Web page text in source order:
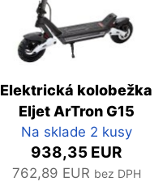
Elektrická kolobežka
Eljet ArTron G15
Na sklade 2 kusy
938,35 EUR
762,89 EUR bez DPH